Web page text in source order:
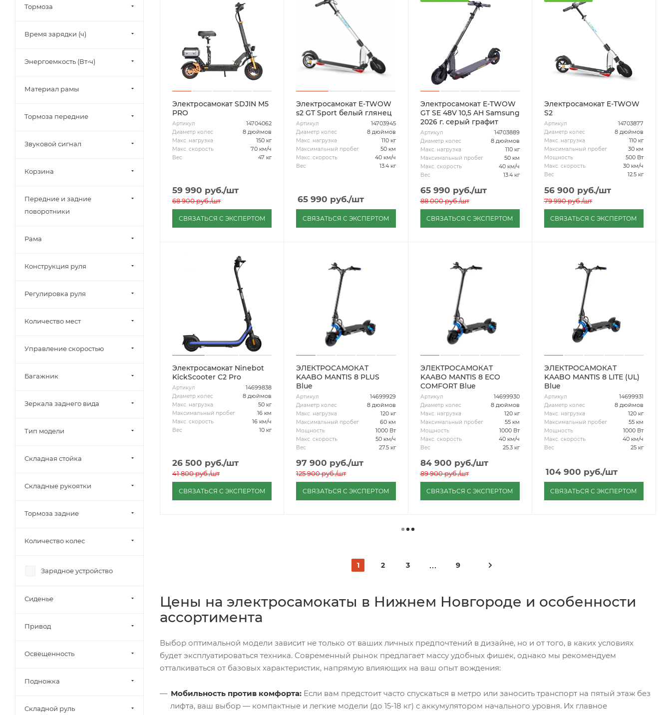
Электросамокат SDJIN M5
PRO
Артикул 14704062
Диаметр колес 8 дюймов
Макс. нагрузка 150 кг
Макс. скорость 70 км/ч
Вес 47 кг
59 990 руб./шт
68 900руб./шт
СВЯЗАТЬСЯ С ЭКСПЕРТОМ
Электросамокат E-TWOW
s2 GT Sport белый глянец
Артикул 14703945
Диаметр колес 8 дюймов
Макс. нагрузка 110 кг
Максимальный пробег 50 км
Макс. скорость 40 км/ч
Вес 13.4 кг
65 990 руб./шт
СВЯЗАТЬСЯ С ЭКСПЕРТОМ
Электросамокат E-TWOW
GT SE 48V 10,5 AH Samsung
2026 г. серый графит
Артикул 14703889
Диаметр колес 8 дюймов
Макс. нагрузка 110 кг
Максимальный пробег 50 км
Макс. скорость 40 км/ч
Вес 13.4 кг
65 990 руб./шт
88 000руб./шт
СВЯЗАТЬСЯ С ЭКСПЕРТОМ
Электросамокат E-TWOW
S2
Артикул 14703877
Диаметр колес 8 дюймов
Макс. нагрузка 110 кг
Максимальный пробег 30 км
Мощность 500 Вт
Макс. скорость 30 км/ч
Вес 12.5 кг
56 900 руб./шт
79 990руб./шт
СВЯЗАТЬСЯ С ЭКСПЕРТОМ
Электросамокат Ninebot
KickScooter C2 Pro
Артикул 14699838
Диаметр колес 8 дюймов
Макс. нагрузка 50 кг
Максимальный пробег 16 км
Макс. скорость 16 км/ч
Вес 10 кг
26 500 руб./шт
41 800руб./шт
СВЯЗАТЬСЯ С ЭКСПЕРТОМ
ЭЛЕКТРОСАМОКАТ
KAABO MANTIS 8 PLUS
Blue
Артикул 14699929
Диаметр колес 8 дюймов
Макс. нагрузка 120 кг
Максимальный пробег 60 км
Мощность 1000 Вт
Макс. скорость 50 км/ч
Вес 27.5 кг
97 900 руб./шт
125 900руб./шт
СВЯЗАТЬСЯ С ЭКСПЕРТОМ
ЭЛЕКТРОСАМОКАТ
KAABO MANTIS 8 ECO
COMFORT Blue
Артикул 14699930
Диаметр колес 8 дюймов
Макс. нагрузка 120 кг
Максимальный пробег 55 км
Мощность 1000 Вт
Макс. скорость 40 км/ч
Вес 25.3 кг
84 900 руб./шт
89 900руб./шт
СВЯЗАТЬСЯ С ЭКСПЕРТОМ
ЭЛЕКТРОСАМОКАТ
KAABO MANTIS 8 LITE (UL)
Blue
Артикул 14699931
Диаметр колес 8 дюймов
Макс. нагрузка 120 кг
Максимальный пробег 55 км
Мощность 1000 Вт
Макс. скорость 40 км/ч
Вес 25 кг
104 900 руб./шт
СВЯЗАТЬСЯ С ЭКСПЕРТОМ
1 2 3 9
Цены на электросамокаты в Нижнем Новгороде и особенности
ассортимента
Выбор оптимальной модели зависит не только от ваших личных предпочтений в дизайне, но и от того, в каких условиях
будет эксплуатироваться техника. Современный рынок предлагает массу удобных фишек, однако мы рекомендуем
отталкиваться от базовых характеристик, напрямую влияющих на ваш опыт вождения:
Мобильность против комфорта: Если вам предстоит часто спускаться в метро или заносить транспорт на пятый этаж без
лифта, ваш выбор — компактные и легкие модели (до 15-18 кг) с аккумулятором начального уровня. Их главное
Тормоза
Время зарядки (ч)
Энергоемкость (Вт⋅ч)
Материал рамы
Тормоза передние
Звуковой сигнал
Корзина
Передние и задние
поворотники
Рама
Конструкция руля
Регулировка руля
Количество мест
Управление скоростью
Багажник
Зеркала заднего вида
Тип модели
Складная стойка
Складные рукоятки
Тормоза задние
Количество колес
Зарядное устройство
Сиденье
Привод
Освещенность
Подножка
Складной руль